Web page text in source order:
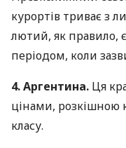
курортів триває з
лютий, як правило,
періодом, коли
4. Аргентина. Ця
цінами, розкішною
класу.